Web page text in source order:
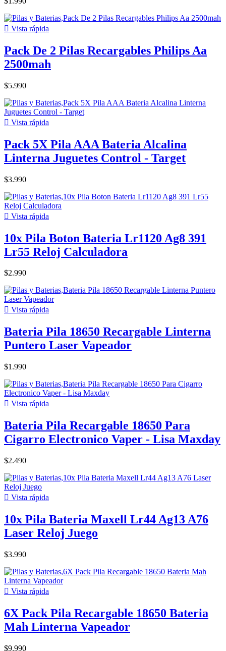
 Vista rápida
Pack De 2 Pilas Recargables Philips Aa
2500mah
$5.990
 Vista rápida
Pack 5X Pila AAA Bateria Alcalina
Linterna Juguetes Control - Target
$3.990
 Vista rápida
10x Pila Boton Bateria Lr1120 Ag8 391
Lr55 Reloj Calculadora
$2.990
 Vista rápida
Bateria Pila 18650 Recargable Linterna
Puntero Laser Vapeador
$1.990
 Vista rápida
Bateria Pila Recargable 18650 Para
Cigarro Electronico Vaper - Lisa Maxday
$2.490
 Vista rápida
10x Pila Bateria Maxell Lr44 Ag13 A76
Laser Reloj Juego
$3.990
 Vista rápida
6X Pack Pila Recargable 18650 Bateria
Mah Linterna Vapeador
$9.990